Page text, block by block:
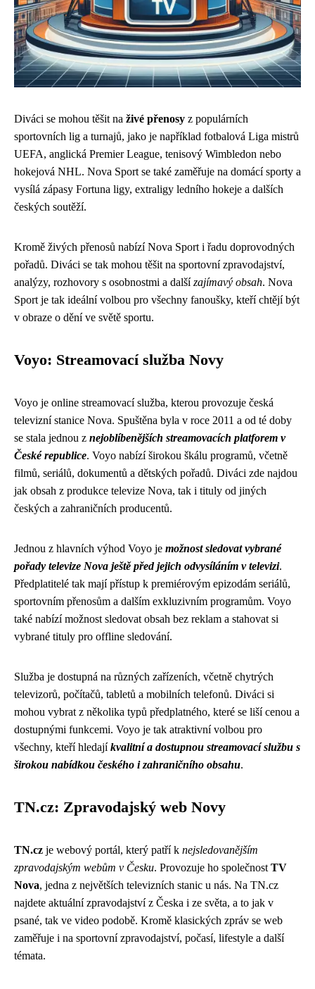
Diváci se mohou těšit na živé přenosy z populárních
sportovních lig a turnajů, jako je například fotbalová Liga mistrů
UEFA, anglická Premier League, tenisový Wimbledon nebo
hokejová NHL. Nova Sport se také zaměřuje na domácí sporty a
vysílá zápasy Fortuna ligy, extraligy ledního hokeje a dalších
českých soutěží.
Kromě živých přenosů nabízí Nova Sport i řadu doprovodných
pořadů. Diváci se tak mohou těšit na sportovní zpravodajství,
analýzy, rozhovory s osobnostmi a dalšízajímavý obsah. Nova
Sport je tak ideální volbou pro všechny fanoušky, kteří chtějí být
v obraze o dění ve světě sportu.
Voyo: Streamovací služba Novy
Voyo je online streamovací služba, kterou provozuje česká
televizní stanice Nova. Spuštěna byla v roce 2011 a od té doby
se stala jednou z nejoblíbenějších streamovacích platforem v
České republice. Voyo nabízí širokou škálu programů, včetně
filmů, seriálů, dokumentů a dětských pořadů. Diváci zde najdou
jak obsah z produkce televize Nova, tak i tituly od jiných
českých a zahraničních producentů.
Jednou z hlavních výhod Voyo je možnost sledovat vybrané
pořady televize Nova ještě před jejich odvysíláním v televizi.
Předplatitelé tak mají přístup k premiérovým epizodám seriálů,
sportovním přenosům a dalším exkluzivním programům. Voyo
také nabízí možnost sledovat obsah bez reklam a stahovat si
vybrané tituly pro offline sledování.
Služba je dostupná na různých zařízeních, včetně chytrých
televizorů, počítačů, tabletů a mobilních telefonů. Diváci si
mohou vybrat z několika typů předplatného, které se liší cenou a
dostupnými funkcemi. Voyo je tak atraktivní volbou pro
všechny, kteří hledajíkvalitní a dostupnou streamovací službu s
širokou nabídkou českého i zahraničního obsahu.
TN.cz: Zpravodajský web Novy
TN.cz je webový portál, který patří k nejsledovanějším
zpravodajským webům v Česku. Provozuje ho společnost TV
Nova, jedna z největších televizních stanic u nás. Na TN.cz
najdete aktuální zpravodajství z Česka i ze světa, a to jak v
psané, tak ve video podobě. Kromě klasických zpráv se web
zaměřuje i na sportovní zpravodajství, počasí, lifestyle a další
témata.